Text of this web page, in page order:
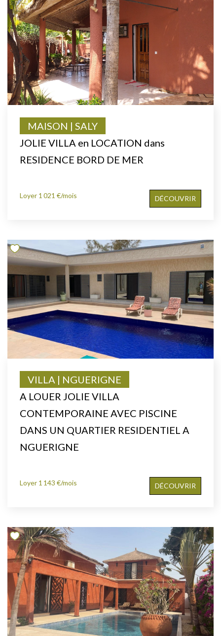
JOLIE VILLA en LOCATION dans
RESIDENCE BORD DE MER
MAISON | SALY
Loyer 1 021 €/mois DÉCOUVRIR
A LOUER JOLIE VILLA
CONTEMPORAINE AVEC PISCINE
DANS UN QUARTIER RESIDENTIEL A
NGUERIGNE
VILLA | NGUERIGNE
Loyer 1 143 €/mois DÉCOUVRIR